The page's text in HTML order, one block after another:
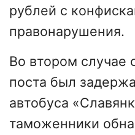
рублей с
правонарушения.
Во втором случае
поста был
автобуса
таможенники